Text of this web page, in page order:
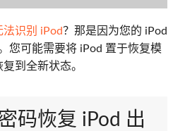
法识别 iPod？那是因为您的 iPod
您可能需要将 iPod 置于恢复模
到全新状态。
码恢复 iPod 出